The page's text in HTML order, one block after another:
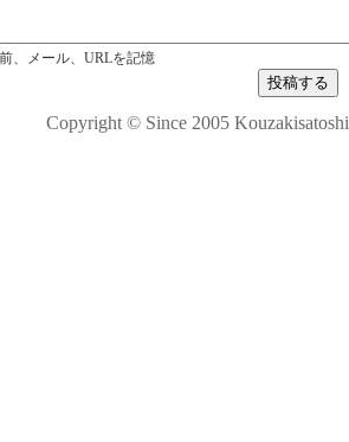
、メール、URLを記憶
Copyright © Since 2005